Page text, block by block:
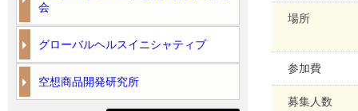
場所
参加費
募集人数
会
グローバルヘルスイニシャティブ
空想商品開発研究所